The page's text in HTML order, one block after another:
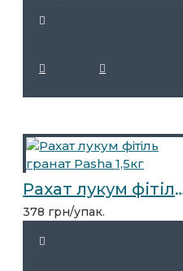
Рахат лукум
378 грн/упак.